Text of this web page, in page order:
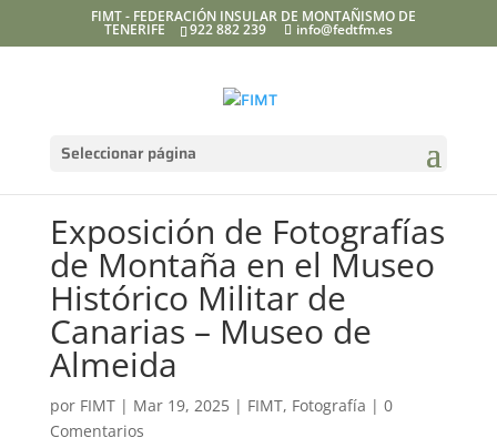
FIMT - FEDERACIÓN INSULAR DE MONTAÑISMO DE
TENERIFE 922 882 239 info@fedtfm.es
Seleccionar página
Exposición de Fotografías
de Montaña en el Museo
Histórico Militar de
Canarias – Museo de
Almeida
por FIMT| Mar 19, 2025| FIMT, Fotografía | 0
Comentarios